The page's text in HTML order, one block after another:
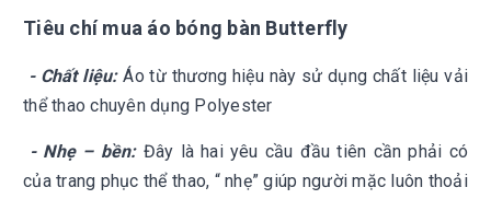
Tiêu chí mua áo bóng bàn Butterfly
- Chất liệu:Áo từ thương hiệu này sử dụng chất liệu vải
thể thao chuyên dụng Polyester
- Nhẹ – bền:Đây là hai yêu cầu đầu tiên cần phải có
của trang phục thể thao, “ nhẹ” giúp người mặc luôn thoải